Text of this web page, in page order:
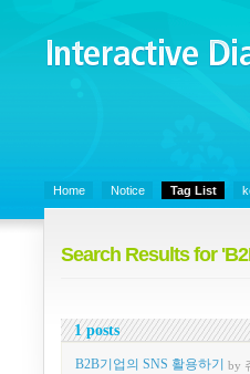
PR 2.0
Home Notice Tag List
Search Results for
1 posts
B2B기업의 SNS 활용하기 by